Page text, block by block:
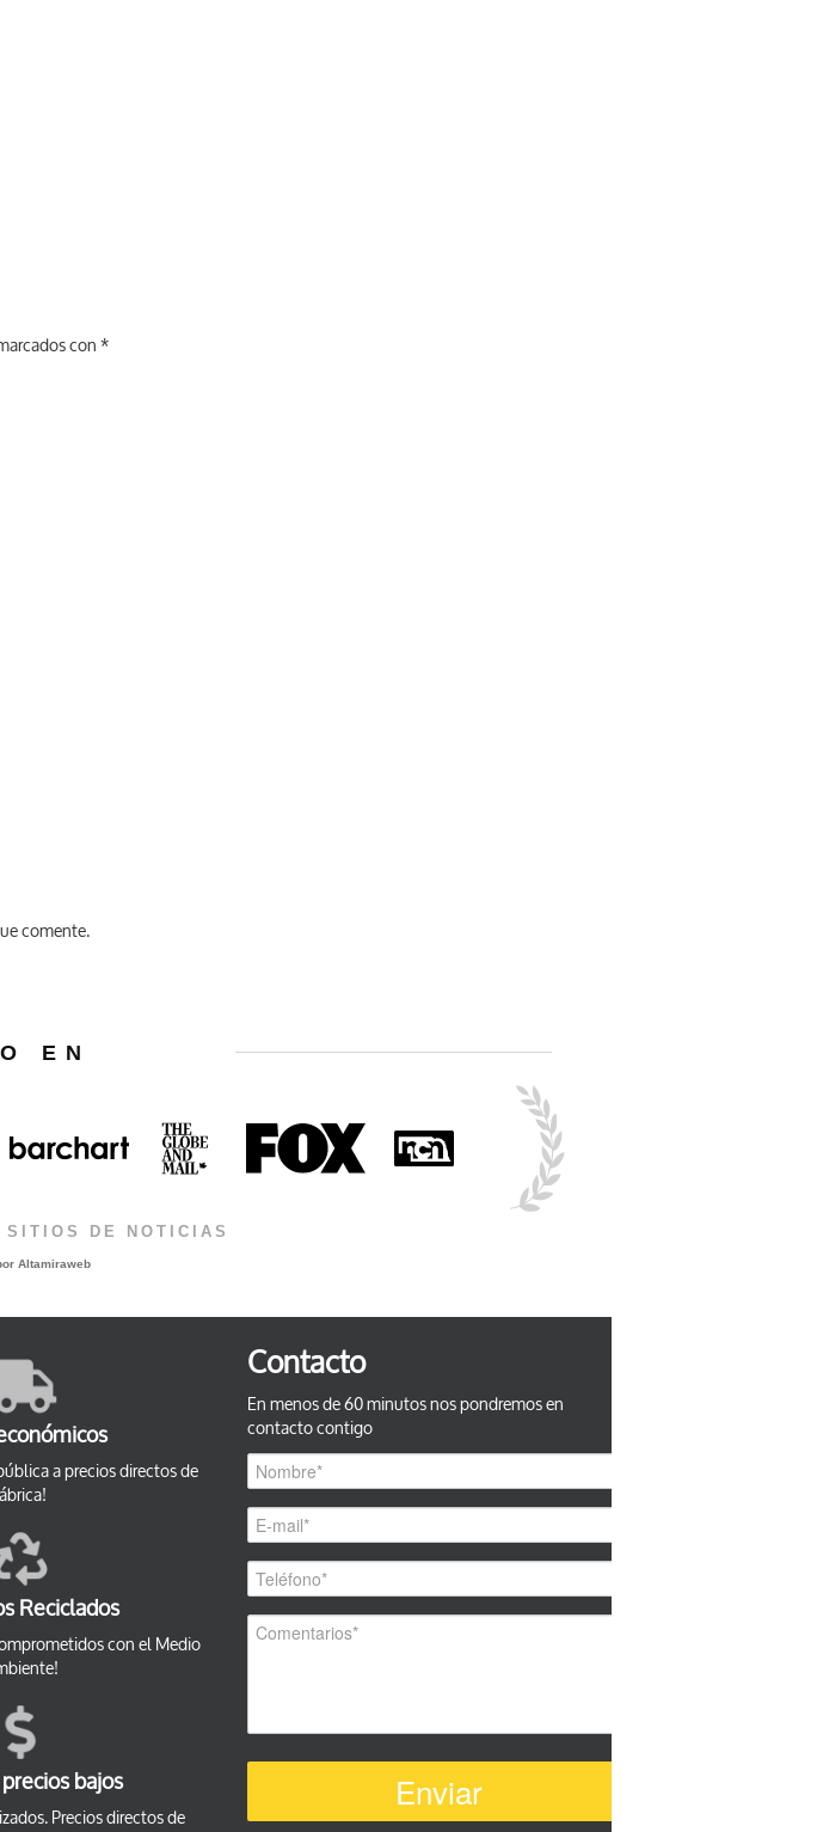
con *
comente.
EN
DE NOTICIAS
Altamiraweb
a precios directos de
Reciclados
con el Medio
bajos
Precios directos de
Contacto
En menos de 60 minutos nos pondremos en
contacto contigo